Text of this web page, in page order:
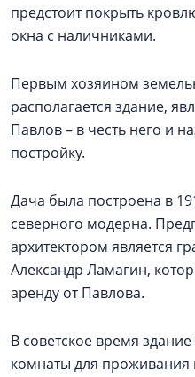
предстоит покрыть
окна с наличниками.
Первым хозяином
располагается здание,
Павлов – в честь него и
постройку.
Дача была построена в
северного модерна.
архитектором является
Александр Ламагин,
аренду от Павлова.
В советское время
комнаты для проживания